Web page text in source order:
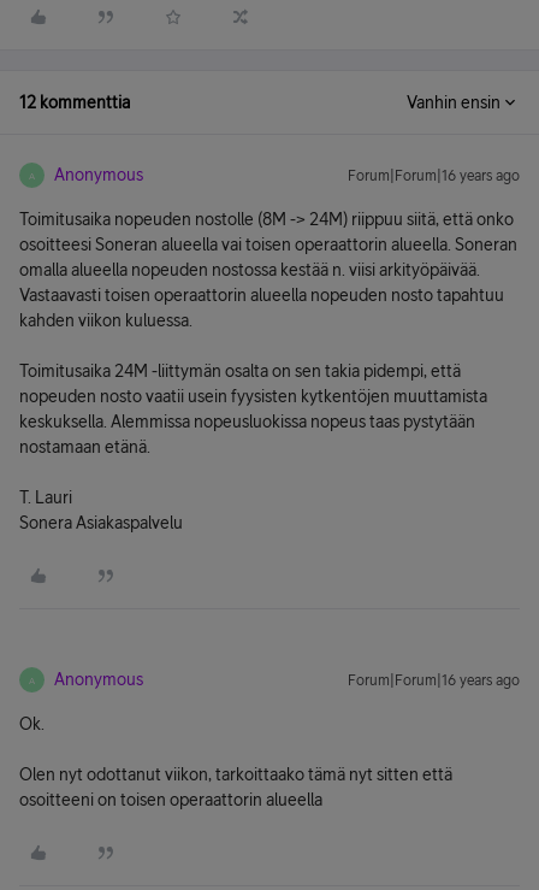
12 kommenttia Vanhin ensin
A Anonymous Forum|Forum|16 years ago
Toimitusaika nopeuden nostolle (8M -> 24M) riippuu siitä, että onko
osoitteesi Soneran alueella vai toisen operaattorin alueella. Soneran
omalla alueella nopeuden nostossa kestää n. viisi arkityöpäivää.
Vastaavasti toisen operaattorin alueella nopeuden nosto tapahtuu
kahden viikon kuluessa.
Toimitusaika 24M -liittymän osalta on sen takia pidempi, että
nopeuden nosto vaatii usein fyysisten kytkentöjen muuttamista
keskuksella. Alemmissa nopeusluokissa nopeus taas pystytään
nostamaan etänä.
T. Lauri
Sonera Asiakaspalvelu
A Anonymous Forum|Forum|16 years ago
Ok.
Olen nyt odottanut viikon, tarkoittaako tämä nyt sitten että
osoitteeni on toisen operaattorin alueella